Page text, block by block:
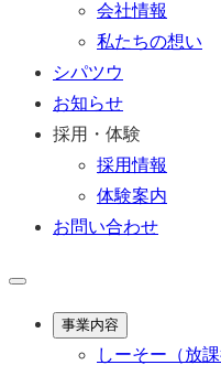
会社情報
私たちの想い
シパツウ
お知らせ
採用・体験
採用情報
体験案内
お問い合わせ
事業内容
しーそー （放